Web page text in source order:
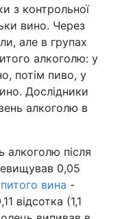
з контрольної
вино. Через
але в групах
алкоголю: у
потім пиво, у
Дослідники
алкоголю в
алкоголю після
0,05
вина -
відсотка (1,1